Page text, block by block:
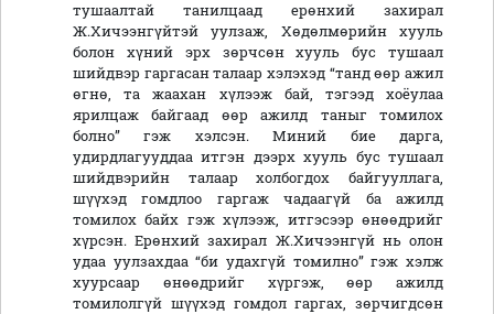
тушаалтай танилцаад ерөнхий захирал
Ж.Хичээнгүйтэй уулзаж, Хөдөлмөрийн хууль
болон хүний эрх зөрчсөн хууль бус тушаал
шийдвэр гаргасан талаар хэлэхэд “танд өөр ажил
өгнө, та жаахан хүлээж бай, тэгээд хоёулаа
ярилцаж байгаад өөр ажилд таныг томилох
болно” гэж хэлсэн. Миний бие дарга,
удирдлагууддаа итгэн дээрх хууль бус тушаал
шийдвэрийн талаар холбогдох байгууллага,
шүүхэд гомдлоо гаргаж чадаагүй ба ажилд
томилох байх гэж хүлээж, итгэсээр өнөөдрийг
хүрсэн. Ерөнхий захирал Ж.Хичээнгүй нь олон
удаа уулзахдаа “би удахгүй томилно” гэж хэлж
хуурсаар өнөөдрийг хүргэж, өөр ажилд
томилолгүй шүүхэд гомдол гаргах, зөрчигдсөн